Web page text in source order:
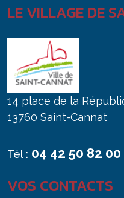
LE VILLAGE DE
14 place de la
13760 Saint-Cannat
Tél : 04 42 50 82 00
VOS CONTACTS